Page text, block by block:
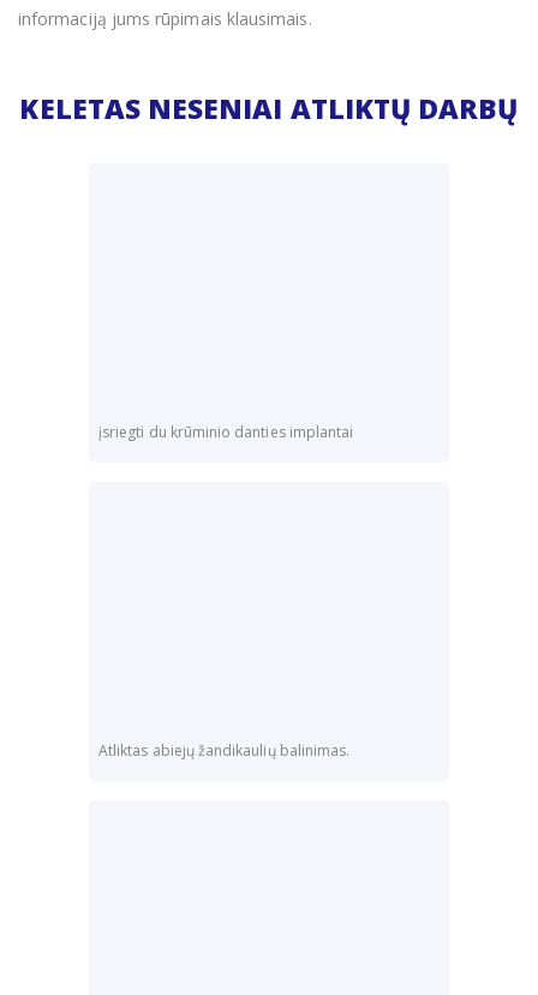
informaciją jums rūpimais klausimais.
KELETAS NESENIAI ATLIKTŲ DARBŲ
įsriegti du krūminio danties implantai
Atliktas abiejų žandikaulių balinimas.